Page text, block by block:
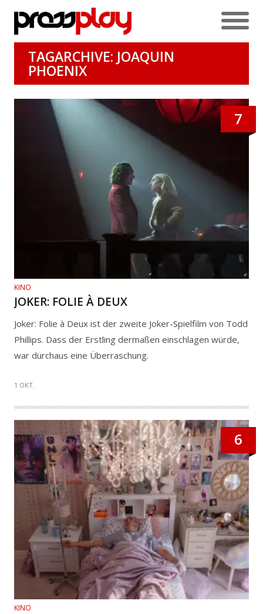
TAGARCHIVE: JOAQUIN
PHOENIX
7
KINO
JOKER: FOLIE À DEUX
Joker: Folie à Deux ist der zweite Joker-Spielfilm von Todd
Phillips. Dass der Erstling dermaßen einschlagen würde,
war durchaus eine Überraschung.
1 OKT.
6
KINO